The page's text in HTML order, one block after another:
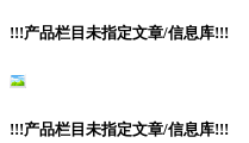
!!!产品栏目未指定文章/信息库!!!
!!!产品栏目未指定文章/信息库!!!